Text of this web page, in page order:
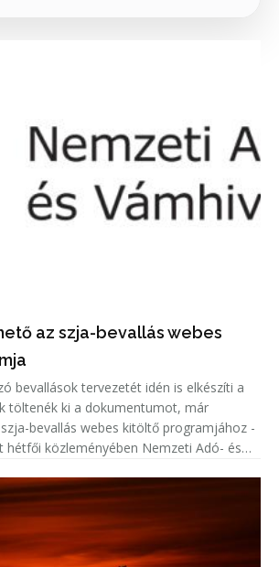
az szja-bevallás webes
bevallások tervezetét idén is elkészíti a
töltenék ki a dokumentumot, már
bevallás webes kitöltő programjához -
hétfői közleményében Nemzeti Adó- és